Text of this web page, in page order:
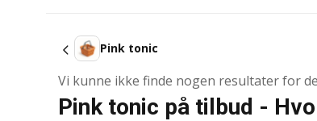
Pink tonic
Vi kunne ikke finde nogen resultater for
Pink tonic på tilbud -